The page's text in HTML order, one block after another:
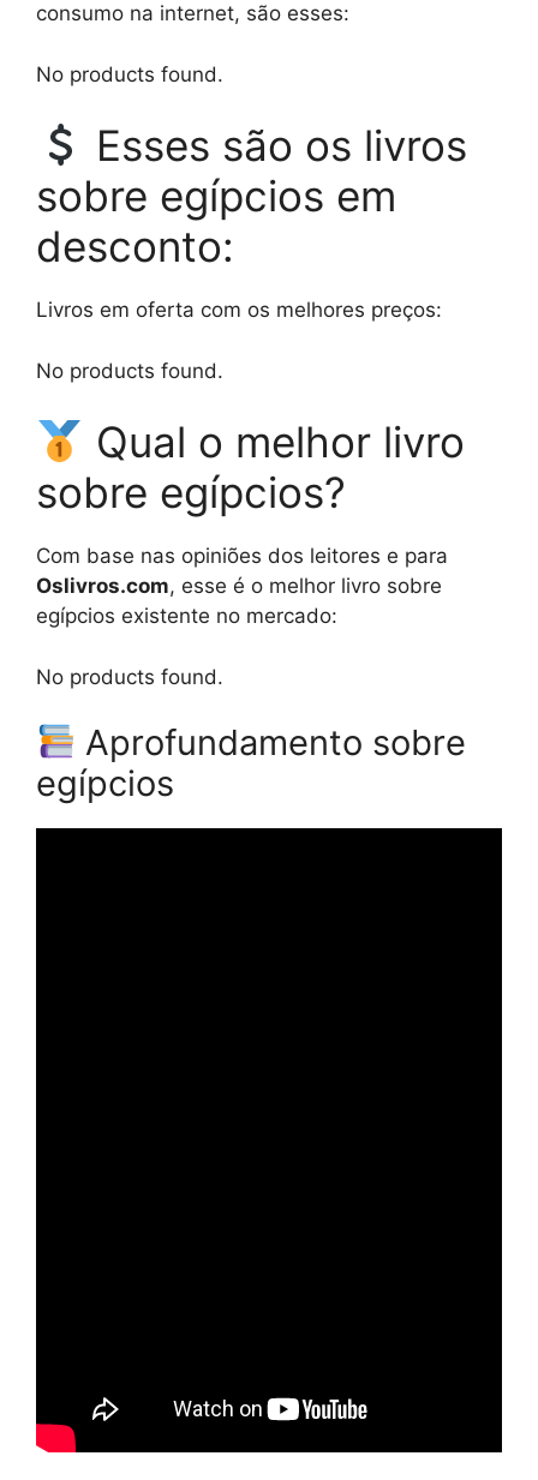
consumo na internet, são esses:
No products found.
Esses são os livros
sobre egípcios em
desconto:
Livros em oferta com os melhores preços:
No products found.
Qual o melhor livro
sobre egípcios?
Com base nas opiniões dos leitores e para
Oslivros.com, esse é o melhor livro sobre
egípcios existente no mercado:
No products found.
Aprofundamento sobre
egípcios